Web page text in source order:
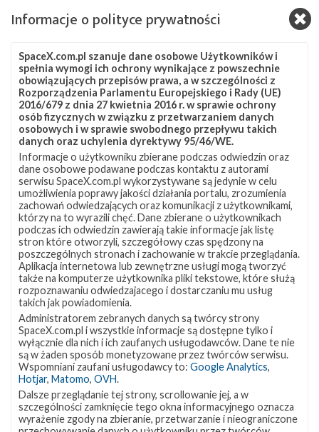
orbicie
Satelita Hispasat 30W-6 umieszczony na
orbicie
wtorek, 6 marca 2018 07:07
Start
rakiety
Falcon
misją Hispasat
30W-
marca
2018
Informacje o polityce prywatności
SpaceX.com.pl szanuje dane osobowe Użytkowników i
spełnia wymogi ich ochrony wynikające z powszechnie
obowiązujących przepisów prawa, a w szczególności z
Rozporządzenia Parlamentu Europejskiego i Rady (UE)
2016/679 z dnia 27 kwietnia 2016 r. w sprawie ochrony
osób fizycznych w związku z przetwarzaniem danych
osobowych i w sprawie swobodnego przepływu takich
danych oraz uchylenia dyrektywy 95/46/WE.
Informacje o użytkowniku zbierane podczas odwiedzin oraz
dane osobowe podawane podczas kontaktu z autorami
serwisu SpaceX.com.pl wykorzystywane są jedynie w celu
umożliwienia poprawy jakości działania portalu, zrozumienia
zachowań odwiedzających oraz komunikacji z użytkownikami,
którzy na to wyrazili chęć. Dane zbierane o użytkownikach
podczas ich odwiedzin zawierają takie informacje jak listę
stron które otworzyli, szczegółowy czas spędzony na
poszczególnych stronach i zachowanie w trakcie przeglądania.
Aplikacja internetowa lub zewnętrzne usługi mogą tworzyć
także na komputerze użytkownika pliki tekstowe, które służą
rozpoznawaniu odwiedzajacego i dostarczaniu mu usług
takich jak powiadomienia.
Administratorem zebranych danych są twórcy strony
SpaceX.com.pl i wszystkie informacje są dostępne tylko i
wyłącznie dla nich i ich zaufanych usługodawców. Dane te nie
są w żaden sposób monetyzowane przez twórców serwisu.
Wspomniani zaufani usługodawcy to: Google Analytics,
Hotjar, Matomo, OVH.
Dalsze przeglądanie tej strony, scrollowanie jej, a w
szczególności zamknięcie tego okna informacyjnego oznacza
wyrażenie zgody na zbieranie, przetwarzanie i nieograniczone